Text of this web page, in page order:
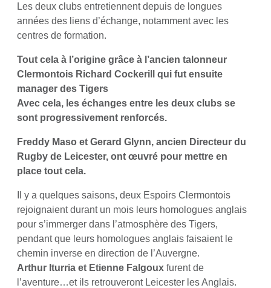
Les deux clubs entretiennent depuis de longues
années des liens d’échange, notamment avec les
centres de formation.
Tout cela à l’origine grâce à l’ancien talonneur
Clermontois Richard Cockerill qui fut ensuite
manager des Tigers
Avec cela, les échanges entre les deux clubs se
sont progressivement renforcés.
Freddy Maso et Gerard Glynn, ancien Directeur du
Rugby de Leicester, ont œuvré pour mettre en
place tout cela.
Il y a quelques saisons, deux Espoirs Clermontois
rejoignaient durant un mois leurs homologues anglais
pour s’immerger dans l’atmosphère des Tigers,
pendant que leurs homologues anglais faisaient le
chemin inverse en direction de l’Auvergne.
Arthur Iturria et Etienne Falgoux furent de
l’aventure…et ils retrouveront Leicester les Anglais.